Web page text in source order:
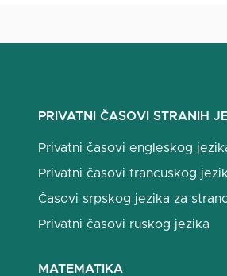
PRIVATNI ČASOVI STRANIH
Privatni časovi engleskog
Privatni časovi francuskog
Časovi srpskog jezika za
Privatni časovi ruskog jezika
MATEMATIKA